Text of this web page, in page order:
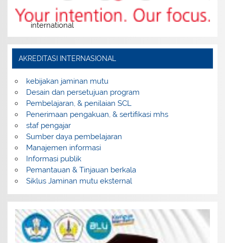
international
AKREDITASI INTERNASIONAL
kebijakan jaminan mutu
Desain dan persetujuan program
Pembelajaran, & penilaian SCL
Penerimaan pengakuan, & sertifikasi mhs
staf pengajar
Sumber daya pembelajaran
Manajemen informasi
Informasi publik
Pemantauan & Tinjauan berkala
Siklus Jaminan mutu eksternal